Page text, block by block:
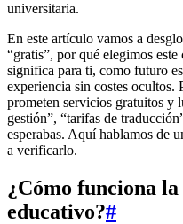
universitaria.
En este artículo vamos a
“gratis”, por qué elegimos
significa para ti, como futuro
experiencia sin costes ocultos.
prometen servicios gratuitos y
gestión”, “tarifas de
esperabas. Aquí hablamos de
a verificarlo.
¿Cómo funciona
educativo?#